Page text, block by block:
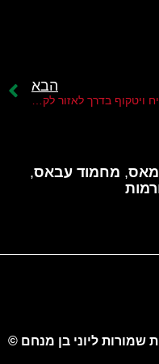
הבא
, מחמוד עבאס,
שמורות ליוני בן מנחם ©